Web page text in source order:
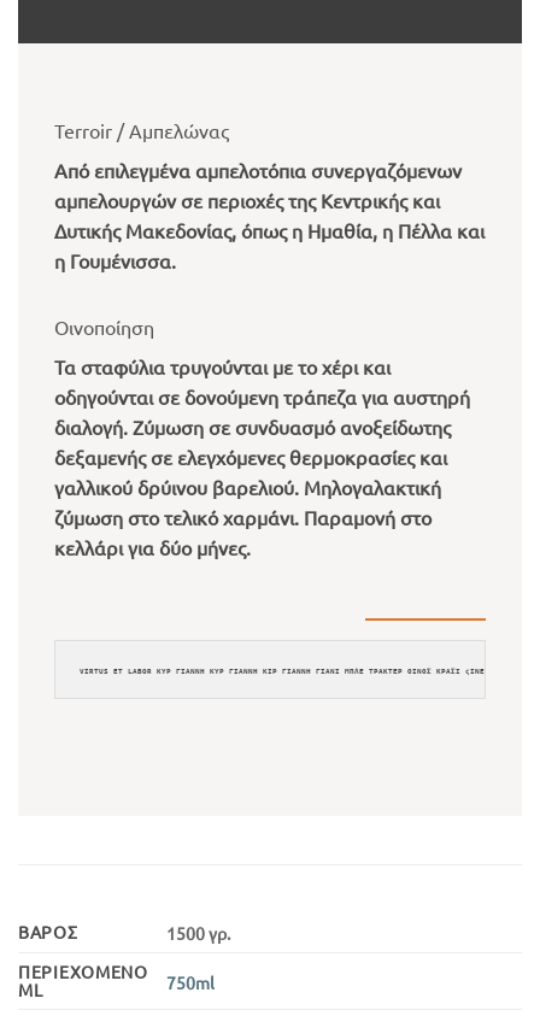
Terroir / Αμπελώνας
Από επιλεγμένα αμπελοτόπια συνεργαζόμενων
αμπελουργών σε περιοχές της Κεντρικής και
Δυτικής Μακεδονίας, όπως η Ημαθία, η Πέλλα και
η Γουμένισσα.
Οινοποίηση
Τα σταφύλια τρυγούνται με το χέρι και
οδηγούνται σε δονούμενη τράπεζα για αυστηρή
διαλογή. Ζύμωση σε συνδυασμό ανοξείδωτης
δεξαμενής σε ελεγχόμενες θερμοκρασίες και
γαλλικού δρύινου βαρελιού. Μηλογαλακτική
ζύμωση στο τελικό χαρμάνι. Παραμονή στο
κελλάρι για δύο μήνες.
VIRTUS ET LABOR ΚΥΡ ΓΙΑΝΝΗ ΚΥΡ ΓΙΑΝΝΗ ΚΙΡ ΓΙΑΝΝΗ ΓΙΑΝΙ ΜΠΛΕ ΤΡΑΚΤΕΡ ΟΙΝΟΣ ΚΡΑΣΙ ςΙΝΕ ΞΗΡΟΣ ΜΕΡΛΟ
ΒΆΡΟΣ
1500 γρ.
ΠΕΡΙΕΧΌΜΕΝΟ
ML
750ml